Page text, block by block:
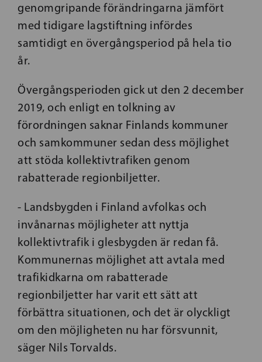
genomgripande förändringarna jämfört
med tidigare lagstiftning infördes
samtidigt en övergångsperiod på hela tio
år.
Övergångsperioden gick ut den 2 december
2019, och enligt en tolkning av
förordningen saknar Finlands kommuner
och samkommuner sedan dess möjlighet
att stöda kollektivtrafiken genom
rabatterade regionbiljetter.
­- Landsbygden i Finland avfolkas och
invånarnas möjligheter att nyttja
kollektivtrafik i glesbygden är redan få.
Kommunernas möjlighet att avtala med
trafikidkarna om rabatterade
regionbiljetter har varit ett sätt att
förbättra situationen, och det är olyckligt
om den möjligheten nu har försvunnit,
säger Nils Torvalds.